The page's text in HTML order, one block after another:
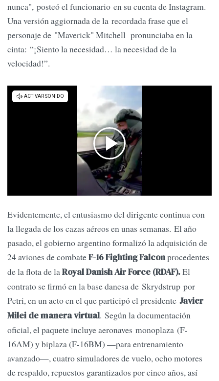
nunca", posteó el funcionario en su cuenta de Instagram.
Una versión aggiornada de la recordada frase que el
personaje de "Maverick" Mitchell pronunciaba en la
cinta: “¡Siento la necesidad… la necesidad de la
velocidad!”.
Evidentemente, el entusiasmo del dirigente continua con
la llegada de los cazas aéreos en unas semanas. El año
pasado, el gobierno argentino formalizó la adquisición de
24 aviones de combateF-16 Fighting Falconprocedentes
de la flota de laRoyal Danish Air Force (RDAF).El
contrato se firmó en la base danesa de Skrydstrup por
Petri, en un acto en el que participó el presidente Javier
Milei de manera virtual. Según la documentación
oficial, el paquete incluye aeronaves monoplaza (F-
16AM) y biplaza (F-16BM) —para entrenamiento
avanzado—, cuatro simuladores de vuelo, ocho motores
de respaldo, repuestos garantizados por cinco años, así